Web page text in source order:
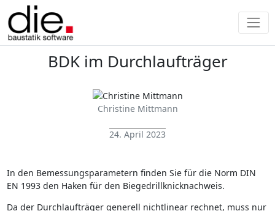
BDK im Durchlaufträger
Christine Mittmann
24. April 2023
In den Bemessungsparametern finden Sie für die Norm DIN
EN 1993 den Haken für den Biegedrillknicknachweis.
Da der Durchlaufträger generell nichtlinear rechnet, muss nur